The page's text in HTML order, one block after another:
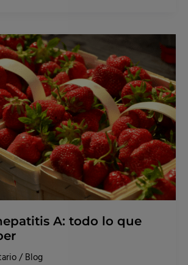
A: todo lo que
/ Blog